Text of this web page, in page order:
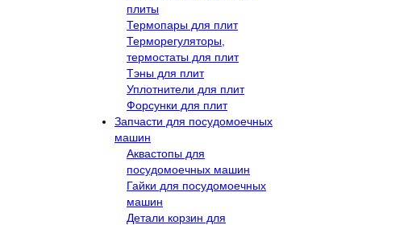
плиты
Термопары для плит
Терморегуляторы,
термостаты для плит
Тэны для плит
Уплотнители для плит
Форсунки для плит
Запчасти для посудомоечных
машин
Аквастопы для
посудомоечных машин
Гайки для посудомоечных
машин
Детали корзин для